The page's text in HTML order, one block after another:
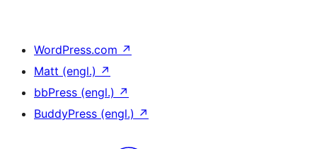
WordPress.com ↗
Matt (engl.) ↗
bbPress (engl.) ↗
BuddyPress (engl.) ↗